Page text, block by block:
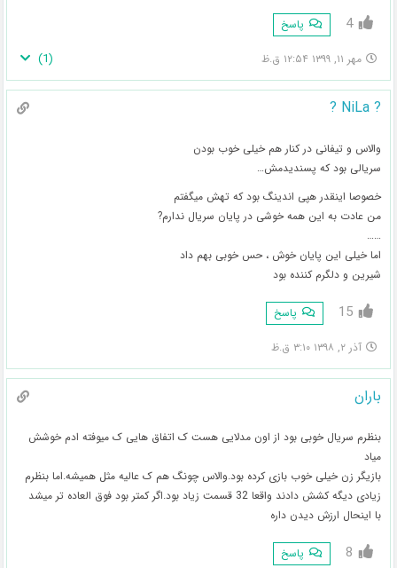
4 پاسخ
مهر ۱۱, ۱۳۹۹ ۱۲:۵۴ ق.ظ (
1
)
? NiLa ?
والاس و تیفانی در کنار هم خیلی خوب بودن
سریالی بود که پسندیدمش…
خصوصا اینقدر هپی اندینگ بود که تهش میگفتم
من عادت به این همه خوشی در پایان سریال ندارم?
……
اما خیلی این پایان خوش ، حس خوبی بهم داد
شیرین و دلگرم کننده بود
15 پاسخ
آذر ۲, ۱۳۹۸ ۳:۱۰ ق.ظ
باران
بنظرم سریال خوبی بود از اون مدلایی هست ک اتفاق هایی ک میوفته ادم خوشش
میاد
بازیگر زن خیلی خوب بازی کرده بود.والاس چونگ هم ک عالیه مثل همیشه.اما بنظرم
زیادی دیگه کشش دادند واقعا 32 قسمت زیاد بود.اگر کمتر بود فوق العاده تر میشد
با اینحال ارزش دیدن داره
8 پاسخ